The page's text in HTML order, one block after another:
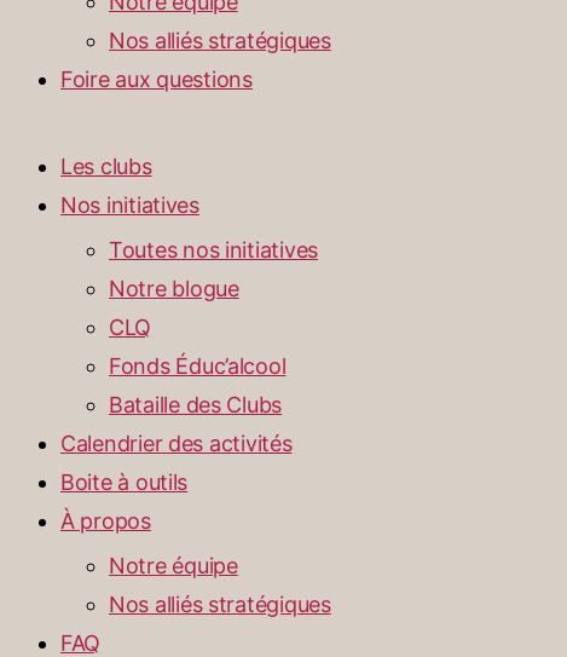
Nos alliés stratégiques
Foire aux questions
Les clubs
Nos initiatives
Toutes nos initiatives
Notre blogue
CLQ
Fonds Éduc’alcool
Bataille des Clubs
Calendrier des activités
Boite à outils
À propos
Notre équipe
Nos alliés stratégiques
FAQ